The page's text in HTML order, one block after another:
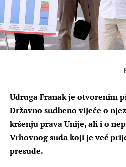
Udruga Franak je otvorenim
Državno sudbeno vijeće o
kršenju prava Unije, ali i o
Vrhovnog suda koji je već
presude.